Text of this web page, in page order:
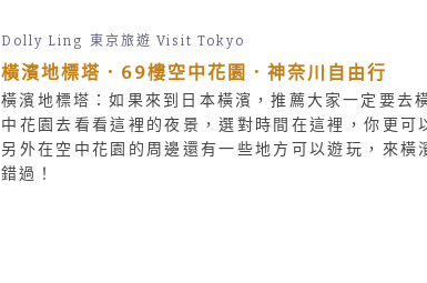
Dolly Ling 東京旅遊 Visit Tokyo
橫濱地標塔．69樓空中花園．神奈川自由行
橫濱地標塔：如果來到日本橫濱，推薦大家一定要去
中花園去看看這裡的夜景，選對時間在這裡，你更可
另外在空中花園的周邊還有一些地方可以遊玩，來橫
錯過！